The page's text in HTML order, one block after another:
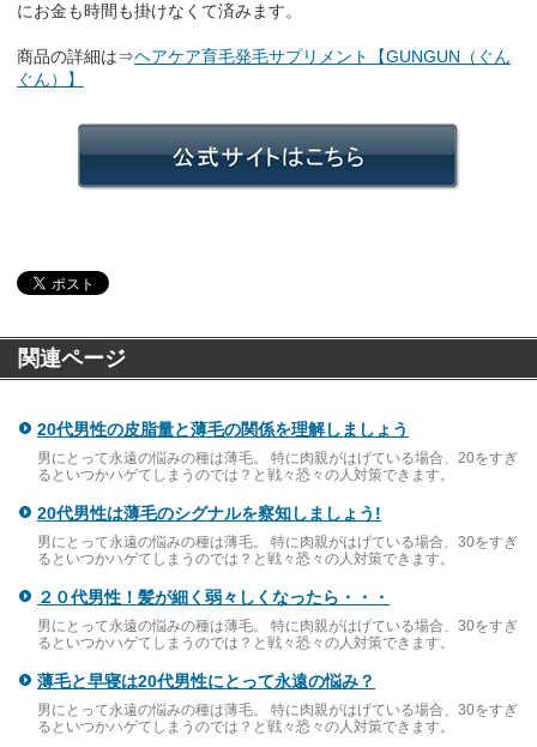
にお金も時間も掛けなくて済みます。
商品の詳細は⇒ヘアケア育毛発毛サプリメント【GUNGUN（ぐん
ぐん）】
関連ページ
20代男性の皮脂量と薄毛の関係を理解しましょう
男にとって永遠の悩みの種は薄毛。 特に肉親がはげている場合、20をすぎ
るといつかハゲてしまうのでは？と戦々恐々の人対策できます。
20代男性は薄毛のシグナルを察知しましょう!
男にとって永遠の悩みの種は薄毛。 特に肉親がはげている場合、30をすぎ
るといつかハゲてしまうのでは？と戦々恐々の人対策できます。
２０代男性！髪が細く弱々しくなったら・・・
男にとって永遠の悩みの種は薄毛。 特に肉親がはげている場合、30をすぎ
るといつかハゲてしまうのでは？と戦々恐々の人対策できます。
薄毛と早寝は20代男性にとって永遠の悩み？
男にとって永遠の悩みの種は薄毛。 特に肉親がはげている場合、30をすぎ
るといつかハゲてしまうのでは？と戦々恐々の人対策できます。